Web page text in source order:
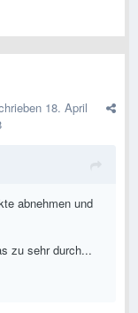
18. April
abnehmen und
zu sehr durch...